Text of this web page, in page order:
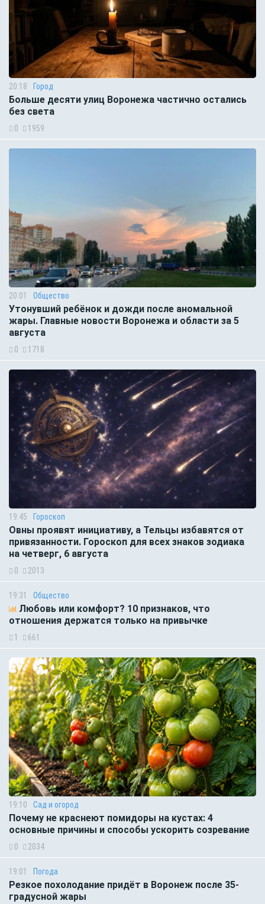
20:18 Город
Больше десяти улиц Воронежа частично остались
без света
0 1959
20:01 Общество
Утонувший ребёнок и дожди после аномальной
жары. Главные новости Воронежа и области за 5
августа
0 1718
19:45 Гороскоп
Овны проявят инициативу, а Тельцы избавятся от
привязанности. Гороскоп для всех знаков зодиака
на четверг, 6 августа
0 2013
19:31 Общество
Любовь или комфорт? 10 признаков, что
отношения держатся только на привычке
1 661
19:10 Сад и огород
Почему не краснеют помидоры на кустах: 4
основные причины и способы ускорить созревание
0 2034
19:01 Погода
Резкое похолодание придёт в Воронеж после 35-
градусной жары